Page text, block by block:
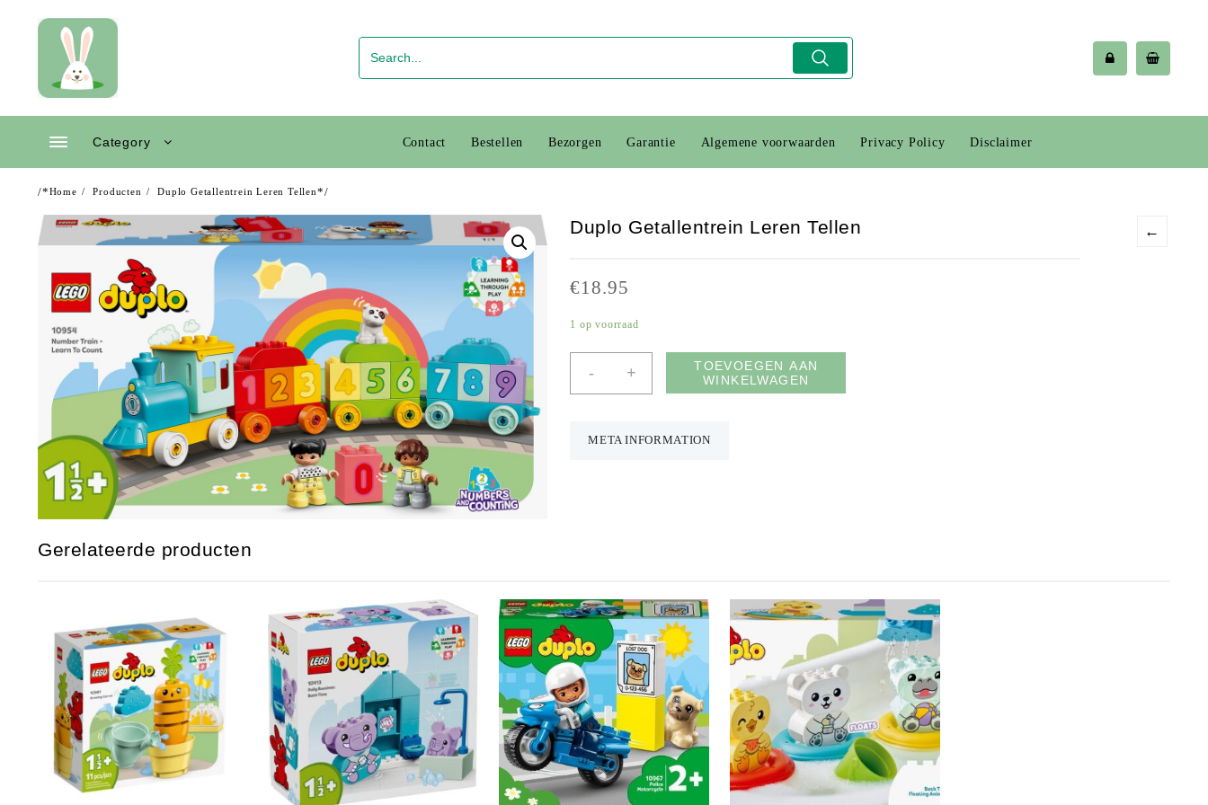
Category Contact Bestellen Bezorgen Garantie Algemene voorwaarden Privacy Policy Disclaimer
/*Home Producten Duplo Getallentrein Leren Tellen*/
←
Duplo Getallentrein Leren Tellen
€18.95
1 op voorraad
- +
TOEVOEGEN AAN
WINKELWAGEN
META INFORMATION
Gerelateerde producten